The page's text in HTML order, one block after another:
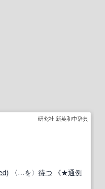
研究社 新英和中辞典
) 〈…を〉 待つ 《★通例